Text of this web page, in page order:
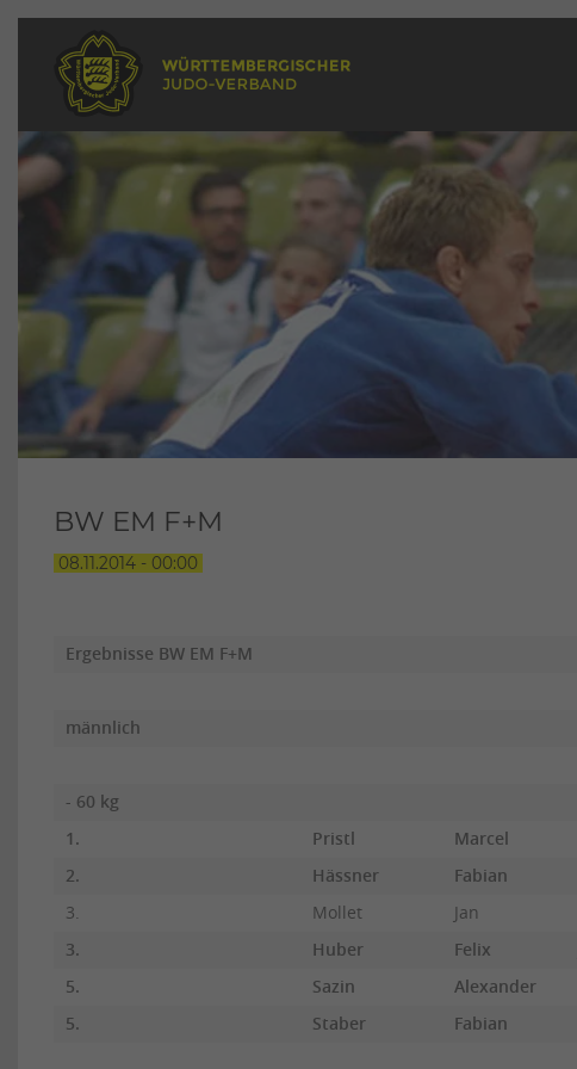
BW EM F+M
08.11.2014 - 00:00
Ergebnisse BW EM F+M
männlich
- 60 kg
1.
Pristl Marcel
2.
Hässner Fabian
3.
Mollet Jan
3.
Huber Felix
5.
Sazin Alexander
5.
Staber Fabian